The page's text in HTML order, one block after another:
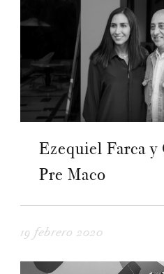
Ezequiel Farca
Pre Maco
19 febrero 2020